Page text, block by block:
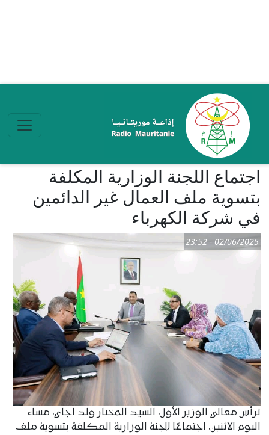
اجتماع اللجنة الوزارية المكلفة
بتسوية ملف العمال غير الدائمين
في شركة الكهرباء
02/06/2025 - 23:52
ترأس معالي الوزير الأول، السيد المختار ولد اجاي، مساء
اليوم الاثنين، اجتماعًا للجنة الوزارية المكلفة بتسوية ملف